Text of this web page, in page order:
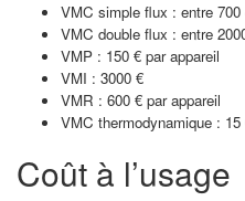
VMC simple flux : entre 700
VMC double flux : entre
VMP : 150 € par appareil
VMI : 3000 €
VMR : 600 € par appareil
VMC thermodynamique :
Coût à l’usage